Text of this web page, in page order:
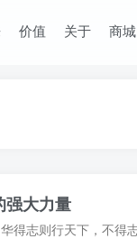
价值 关于 商城
强大力量